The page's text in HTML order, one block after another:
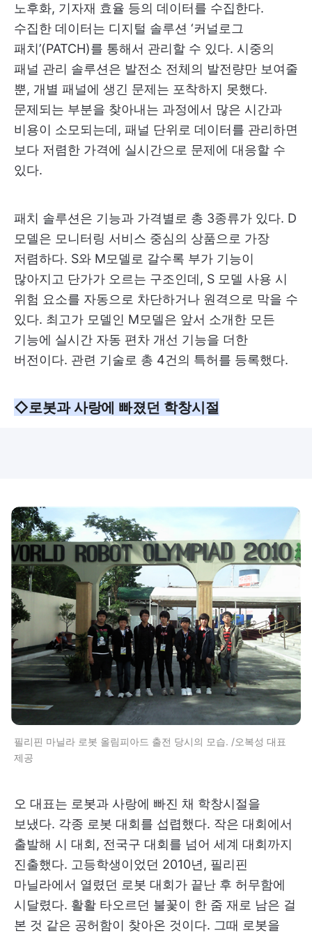
노후화, 기자재 효율 등의 데이터를 수집한다.
수집한 데이터는 디지털 솔루션 ‘커널로그
패치’(PATCH)를 통해서 관리할 수 있다. 시중의
패널 관리 솔루션은 발전소 전체의 발전량만 보여줄
뿐, 개별 패널에 생긴 문제는 포착하지 못했다.
문제되는 부분을 찾아내는 과정에서 많은 시간과
비용이 소모되는데, 패널 단위로 데이터를 관리하면
보다 저렴한 가격에 실시간으로 문제에 대응할 수
있다.
패치 솔루션은 기능과 가격별로 총 3종류가 있다. D
모델은 모니터링 서비스 중심의 상품으로 가장
저렴하다. S와 M모델로 갈수록 부가 기능이
많아지고 단가가 오르는 구조인데, S 모델 사용 시
위험 요소를 자동으로 차단하거나 원격으로 막을 수
있다. 최고가 모델인 M모델은 앞서 소개한 모든
기능에 실시간 자동 편차 개선 기능을 더한
버전이다. 관련 기술로 총 4건의 특허를 등록했다.
◇로봇과 사랑에 빠졌던 학창시절
필리핀 마닐라 로봇 올림피아드 출전 당시의 모습. /오복성 대표
제공
오 대표는 로봇과 사랑에 빠진 채 학창시절을
보냈다. 각종 로봇 대회를 섭렵했다. 작은 대회에서
출발해 시 대회, 전국구 대회를 넘어 세계 대회까지
진출했다. 고등학생이었던 2010년, 필리핀
마닐라에서 열렸던 로봇 대회가 끝난 후 허무함에
시달렸다. 활활 타오르던 불꽃이 한 줌 재로 남은 걸
본 것 같은 공허함이 찾아온 것이다. 그때 로봇을